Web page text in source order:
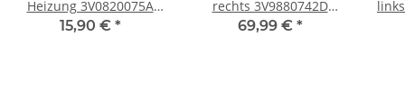
Heizung 3V0820075A
Skoda Superb 3V
15,90 € *
rechts 3V9880742D
Skoda Superb 3V Combi
69,99 € *